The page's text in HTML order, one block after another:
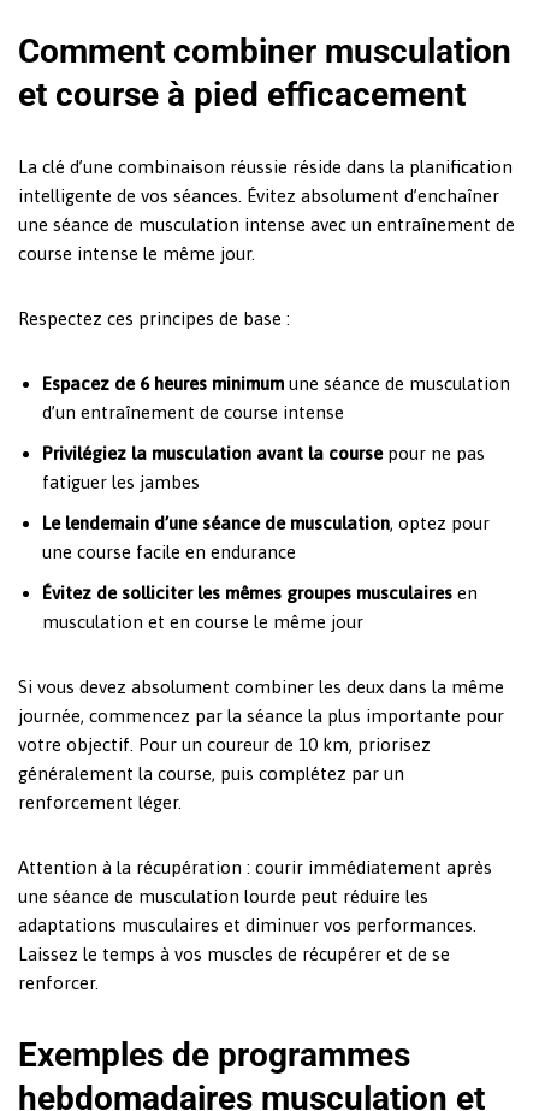
Comment combiner musculation
et course à pied efficacement
La clé d’une combinaison réussie réside dans la planification
intelligente de vos séances. Évitez absolument d’enchaîner
une séance de musculation intense avec un entraînement de
course intense le même jour.
Respectez ces principes de base :
Espacez de 6 heures minimum une séance de musculation
d’un entraînement de course intense
Privilégiez la musculation avant la coursepour ne pas
fatiguer les jambes
Le lendemain d’une séance de musculation, optez pour
une course facile en endurance
Évitez de solliciter les mêmes groupes musculaires en
musculation et en course le même jour
Si vous devez absolument combiner les deux dans la même
journée, commencez par la séance la plus importante pour
votre objectif. Pour un coureur de 10 km, priorisez
généralement la course, puis complétez par un
renforcement léger.
Attention à la récupération : courir immédiatement après
une séance de musculation lourde peut réduire les
adaptations musculaires et diminuer vos performances.
Laissez le temps à vos muscles de récupérer et de se
renforcer.
Exemples de programmes
hebdomadaires musculation et